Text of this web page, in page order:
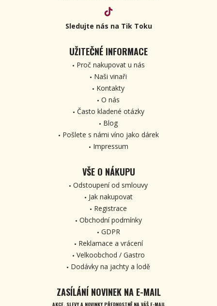
Sledujte nás na Tik Toku
UŽITEČNÉ INFORMACE
Proč nakupovat u nás
Naši vinaři
Kontakty
O nás
Často kladené otázky
Blog
Pošlete s námi víno jako dárek
Impressum
VŠE O NÁKUPU
Odstoupení od smlouvy
Jak nakupovat
Registrace
Obchodní podmínky
GDPR
Reklamace a vrácení
Velkoobchod / Gastro
Dodávky na jachty a lodě
ZASÍLÁNÍ NOVINEK NA E-MAIL
AKCE, SLEVY A NOVINKY PŘEDNOSTNĚ NA VÁŠ E-MAIL